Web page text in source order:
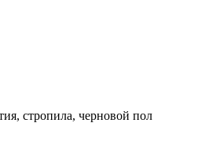
стропила, черновой пол